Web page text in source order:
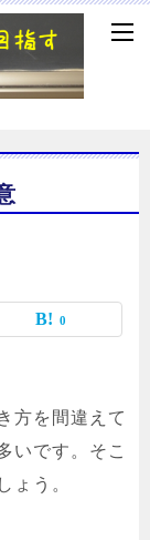
0
方を間違えて
いです。そこ
ょう。